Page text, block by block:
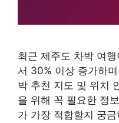
최근 제주도 차박 여
서 30% 이상 증가하
박 추천 지도 및 위치
을 위해 꼭 필요한 정
가 가장 적합할지 궁